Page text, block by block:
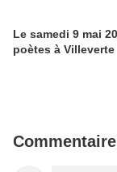
Le samedi 9 mai
poètes à Villeverte